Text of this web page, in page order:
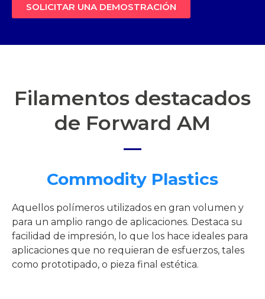
SOLICITAR UNA DEMOSTRACIÓN
Filamentos destacados
de Forward AM
Commodity Plastics
Aquellos polímeros utilizados en gran volumen y
para un amplio rango de aplicaciones. Destaca su
facilidad de impresión, lo que los hace ideales para
aplicaciones que no requieran de esfuerzos, tales
como prototipado, o pieza final estética.